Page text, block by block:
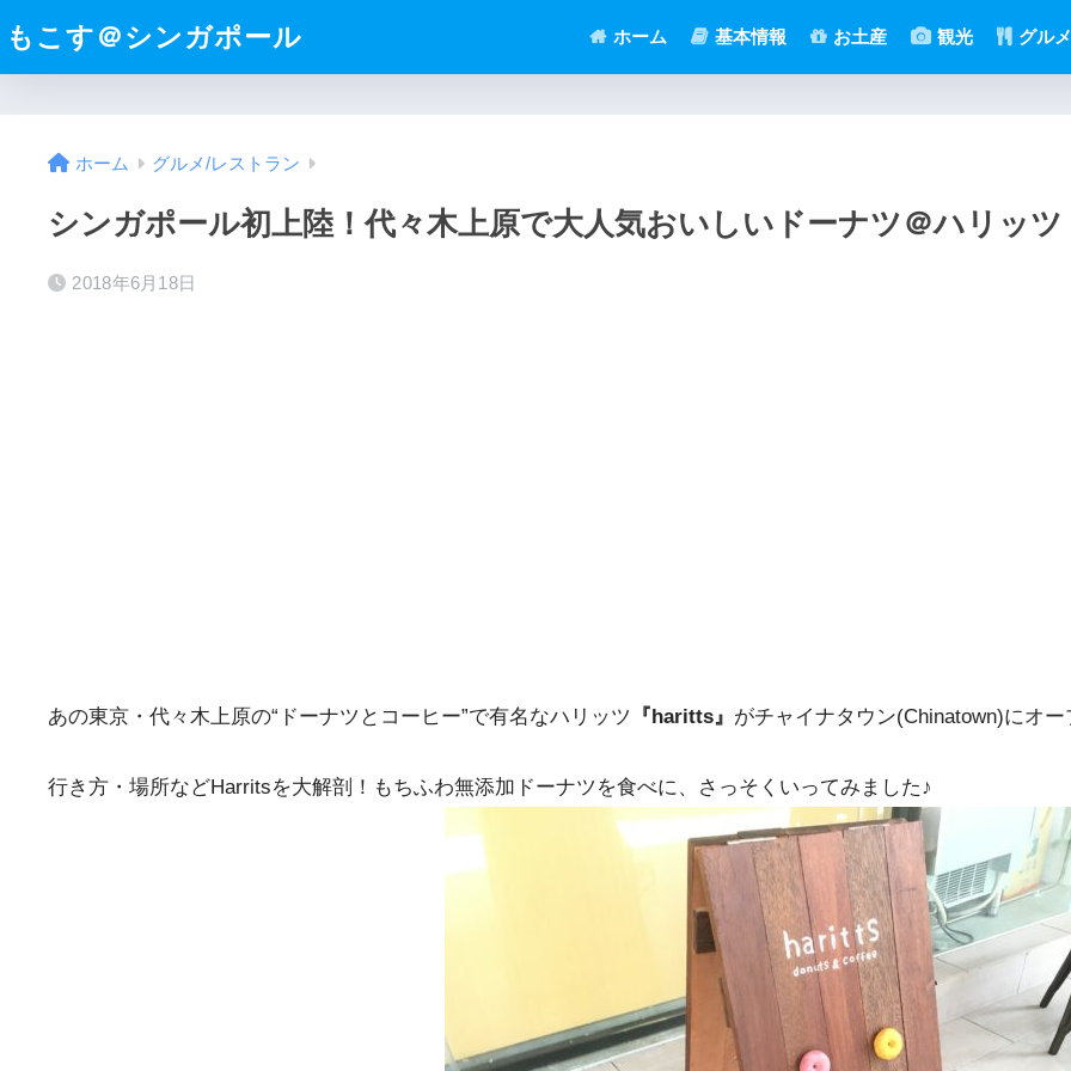
もこす＠シンガポール ホーム 基本情報 お土産 観光 グルメ
ホーム グルメ/レストラン
シンガポール初上陸！代々木上原で大人気おいしいドーナツ＠ハリッツ
2018年6月18日
あの東京・代々木上原の“ドーナツとコーヒー”で有名なハリッツ 『haritts』 がチャイナタウン(Chinatown)にオー
行き方・場所などHarritsを大解剖！もちふわ無添加ドーナツを食べに、さっそくいってみました♪